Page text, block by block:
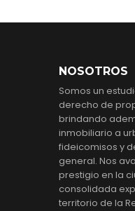
NOSOTROS
Somos un
derecho de
brindando
inmobiliario a
fideicomisos y
general. Nos
prestigio en la
consolidada
territorio de la